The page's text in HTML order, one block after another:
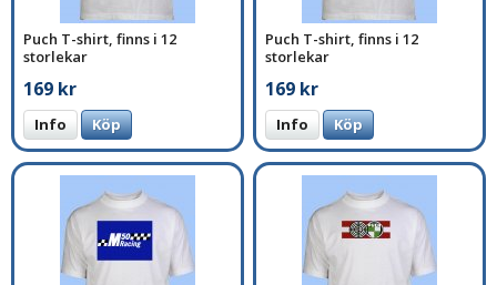
Puch T-shirt, finns i 12
storlekar
169 kr
Info Köp
Puch T-shirt, finns i 12
storlekar
169 kr
Info Köp